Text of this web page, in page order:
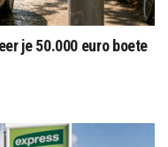
je 50.000 euro boete